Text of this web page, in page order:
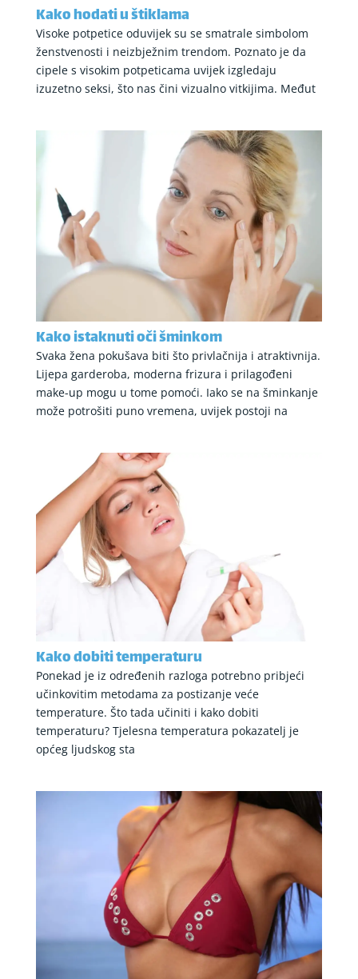
Kako hodati u štiklama
Visoke potpetice oduvijek su se smatrale simbolom
ženstvenosti i neizbježnim trendom. Poznato je da
cipele s visokim potpeticama uvijek izgledaju
izuzetno seksi, što nas čini vizualno vitkijima. Međut
Kako istaknuti oči šminkom
Svaka žena pokušava biti što privlačnija i atraktivnija.
Lijepa garderoba, moderna frizura i prilagođeni
make-up mogu u tome pomoći. Iako se na šminkanje
može potrošiti puno vremena, uvijek postoji na
Kako dobiti temperaturu
Ponekad je iz određenih razloga potrebno pribjeći
učinkovitim metodama za postizanje veće
temperature. Što tada učiniti i kako dobiti
temperaturu? Tjelesna temperatura pokazatelj je
općeg ljudskog sta